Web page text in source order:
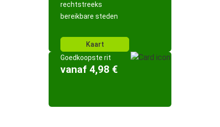
rechtstreeks
bereikbare steden
Kaart
Goedkoopste rit
vanaf 4,98 €